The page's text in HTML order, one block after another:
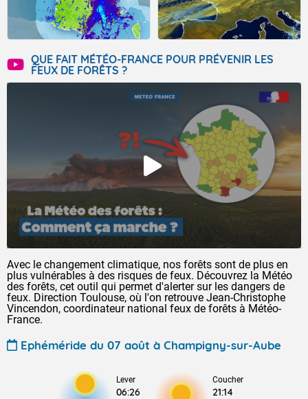
QUE FAIT MÉTÉO-FRANCE POUR PRÉVENIR LES
FEUX DE FORÊTS ?
Avec le changement climatique, nos forêts sont de plus en
plus vulnérables à des risques de feux. Découvrez la Météo
des forêts, cet outil qui permet d'alerter sur les dangers de
feux. Direction Toulouse, où l'on retrouve Jean-Christophe
Vincendon, coordinateur national feux de forêts à Météo-
France.
Ephéméride du 07 août à Champigny-sur-Aube
Lever
06:26
Coucher
21:14